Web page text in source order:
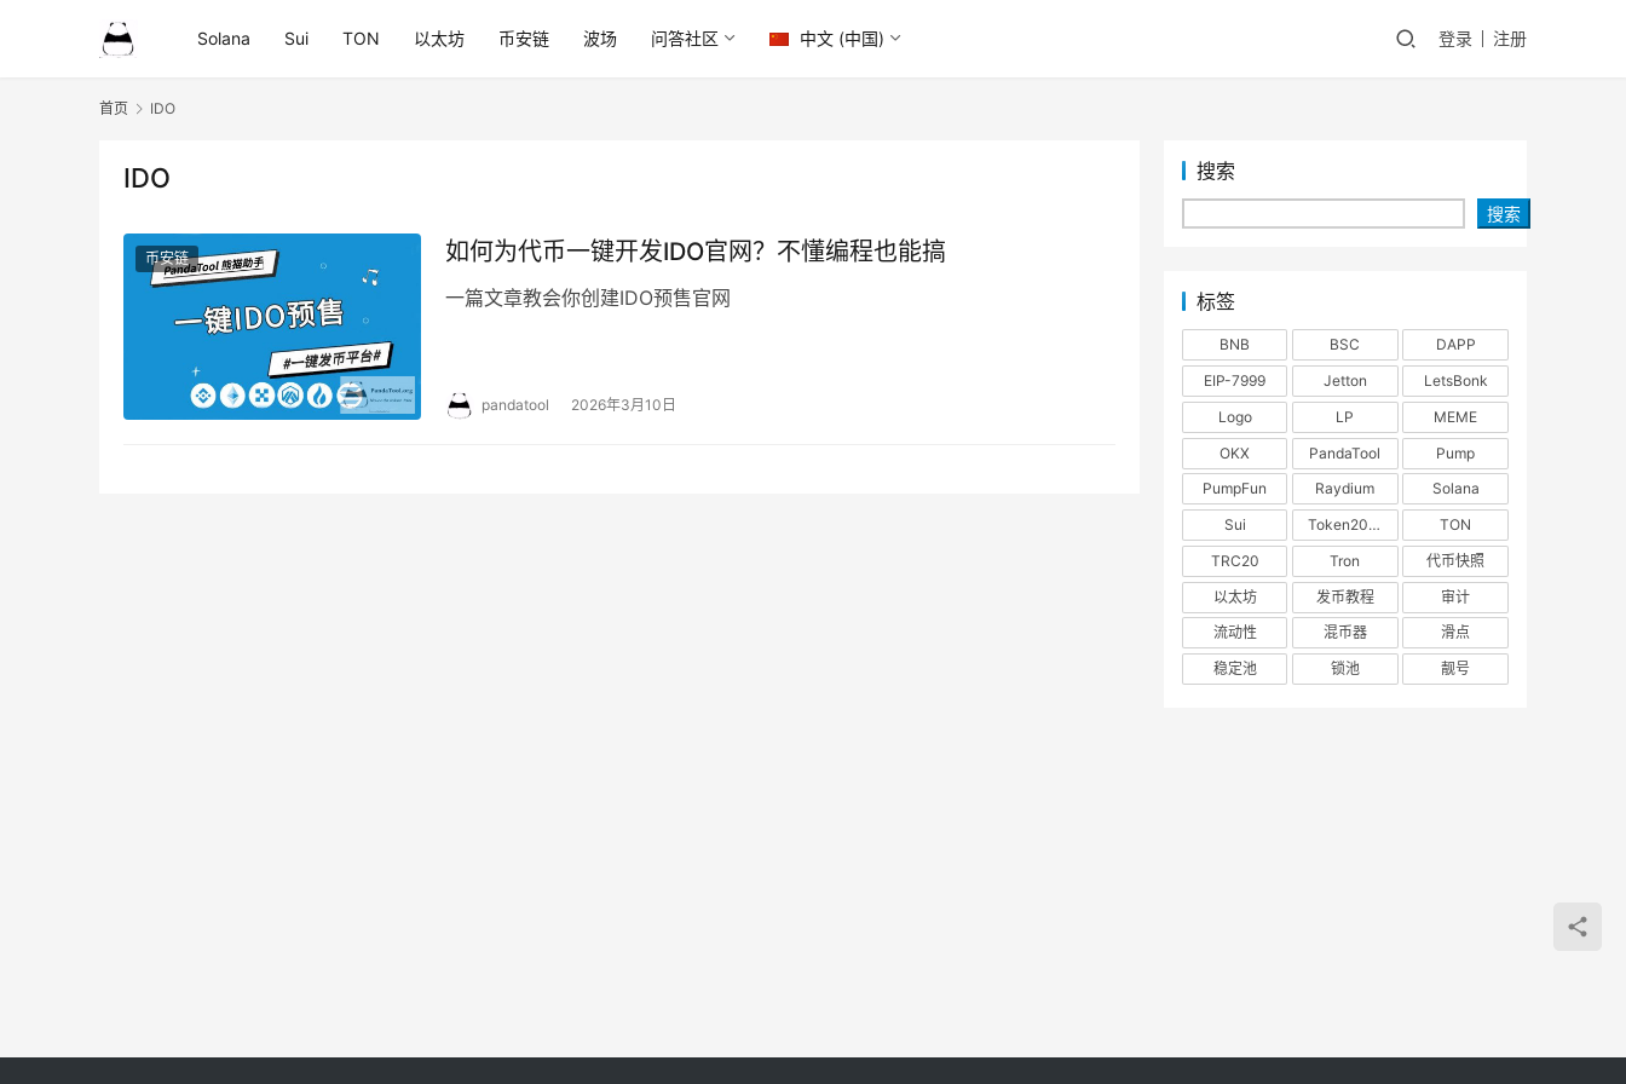
Solana Sui TON 以太坊 币安链 波场 问答社区 中文 (中国) 登录 注册
首页 IDO
IDO
币安链 如何为代币一键开发IDO官网？不懂编程也能搞
一篇文章教会你创建IDO预售官网
pandatool 2026年3月10日
搜索
搜索
标签
BNB BSC
DAPP
EIP-7999
Jetton
LetsBonk
Logo
LP
MEME
OKX
PandaTool
Pump
PumpFun
Raydium
Solana
Sui
Token2022
TON
TRC20
Tron
代币快照
以太坊
发币教程
审计
流动性
混币器
滑点
稳定池
锁池 靓号